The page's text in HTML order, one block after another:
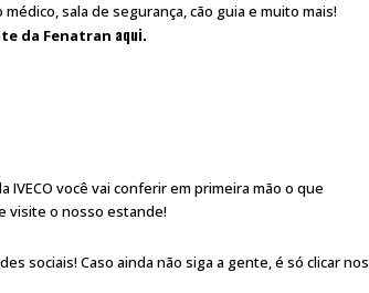
sala de segurança, cão guia e muito mais!
da Fenatran aqui.
IVECO você vai conferir em primeira mão o que
visite o nosso estande!
sociais! Caso ainda não siga a gente, é só clicar nos